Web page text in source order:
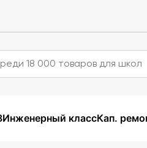
Инженерный классКап.